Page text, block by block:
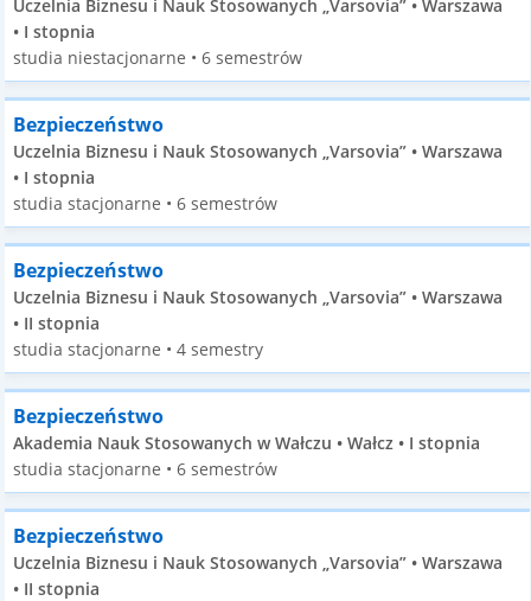
Uczelnia Biznesu i Nauk Stosowanych „Varsovia” • Warszawa
• I stopnia
studia niestacjonarne • 6 semestrów
Bezpieczeństwo
Uczelnia Biznesu i Nauk Stosowanych „Varsovia” • Warszawa
• I stopnia
studia stacjonarne • 6 semestrów
Bezpieczeństwo
Uczelnia Biznesu i Nauk Stosowanych „Varsovia” • Warszawa
• II stopnia
studia stacjonarne • 4 semestry
Bezpieczeństwo
Akademia Nauk Stosowanych w Wałczu • Wałcz • I stopnia
studia stacjonarne • 6 semestrów
Bezpieczeństwo
Uczelnia Biznesu i Nauk Stosowanych „Varsovia” • Warszawa
• II stopnia